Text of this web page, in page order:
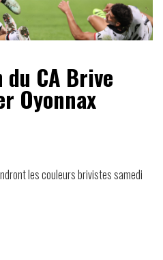
CA Brive
Oyonnax
les couleurs brivistes samedi